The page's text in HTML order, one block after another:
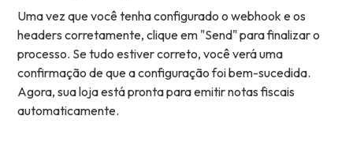
Uma vez que você tenha configurado o webhook e os
headers corretamente, clique em "Send" para finalizar o
processo. Se tudo estiver correto, você verá uma
confirmação de que a configuração foi bem-sucedida.
Agora, sua loja está pronta para emitir notas fiscais
automaticamente.